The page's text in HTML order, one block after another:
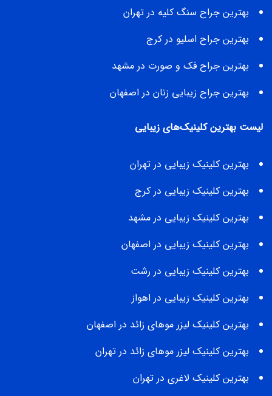
بهترین جراح سنگ کلیه در تهران
بهترین جراح اسلیو در کرج
بهترین جراح فک و صورت در مشهد
بهترین جراح زیبایی زنان در اصفهان
لیست بهترین کلینیک‌های زیبایی
بهترین کلینیک زیبایی در تهران
بهترین کلینیک زیبایی در کرج
بهترین کلینیک زیبایی در مشهد
بهترین کلینیک زیبایی در اصفهان
بهترین کلینیک زیبایی در رشت
بهترین کلینیک زیبایی در اهواز
بهترین کلینیک لیزر موهای زائد در اصفهان
بهترین کلینیک لیزر موهای زائد در تهران
بهترین کلینیک لاغری در تهران